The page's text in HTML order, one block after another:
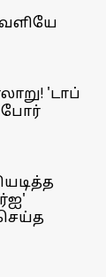
'டாப்
போர்